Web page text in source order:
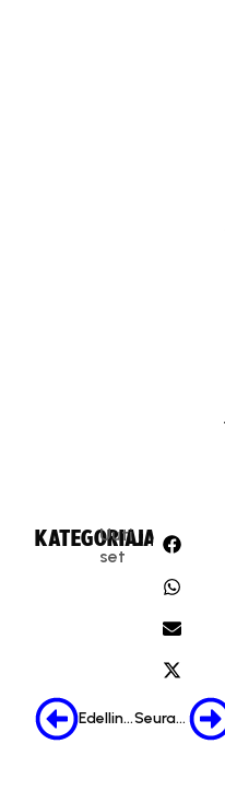
KATEGORIA:
Uuti
set
JAA:
Edellinen Seuraava